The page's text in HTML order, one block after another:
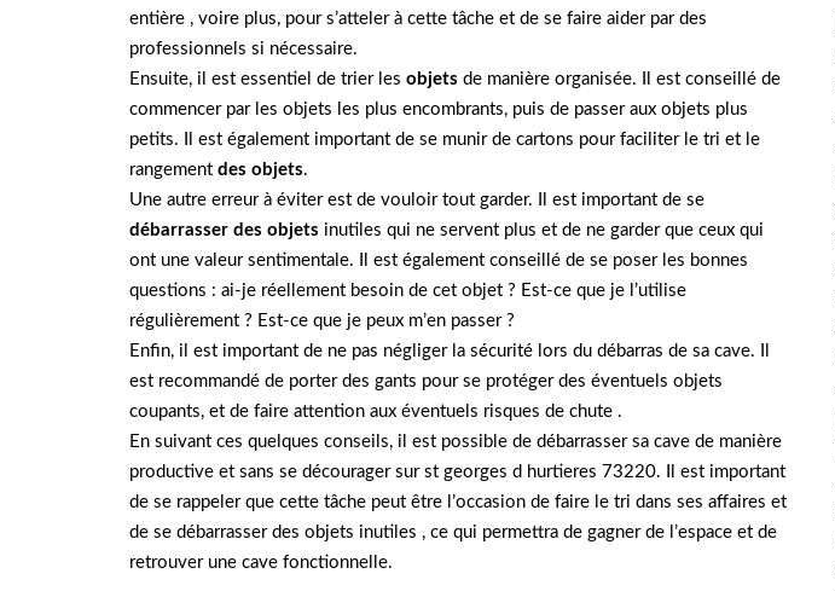
entière , voire plus, pour s’atteler à cette tâche et de se faire aider par des
professionnels si nécessaire.
Ensuite, il est essentiel de trier les objets de manière organisée. Il est conseillé de
commencer par les objets les plus encombrants, puis de passer aux objets plus
petits. Il est également important de se munir de cartons pour faciliter le tri et le
rangement des objets.
Une autre erreur à éviter est de vouloir tout garder. Il est important de se
débarrasser des objets inutiles qui ne servent plus et de ne garder que ceux qui
ont une valeur sentimentale. Il est également conseillé de se poser les bonnes
questions : ai-je réellement besoin de cet objet ? Est-ce que je l’utilise
régulièrement ? Est-ce que je peux m’en passer ?
Enfin, il est important de ne pas négliger la sécurité lors du débarras de sa cave. Il
est recommandé de porter des gants pour se protéger des éventuels objets
coupants, et de faire attention aux éventuels risques de chute .
En suivant ces quelques conseils, il est possible de débarrasser sa cave de manière
productive et sans se décourager sur st georges d hurtieres 73220. Il est important
de se rappeler que cette tâche peut être l’occasion de faire le tri dans ses affaires et
de se débarrasser des objets inutiles , ce qui permettra de gagner de l’espace et de
retrouver une cave fonctionnelle.